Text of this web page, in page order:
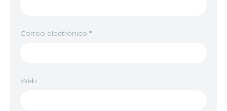
Correo electrónico *
Web